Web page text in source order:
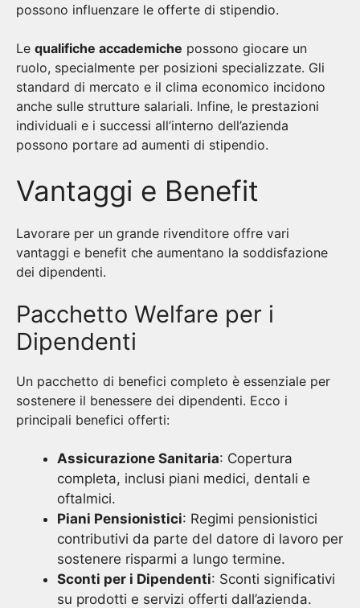
possono influenzare le offerte di stipendio.
Le qualifiche accademiche possono giocare un
ruolo, specialmente per posizioni specializzate. Gli
standard di mercato e il clima economico incidono
anche sulle strutture salariali. Infine, le prestazioni
individuali e i successi all’interno dell’azienda
possono portare ad aumenti di stipendio.
Vantaggi e Benefit
Lavorare per un grande rivenditore offre vari
vantaggi e benefit che aumentano la soddisfazione
dei dipendenti.
Pacchetto Welfare per i
Dipendenti
Un pacchetto di benefici completo è essenziale per
sostenere il benessere dei dipendenti. Ecco i
principali benefici offerti:
Assicurazione Sanitaria: Copertura
completa, inclusi piani medici, dentali e
oftalmici.
Piani Pensionistici: Regimi pensionistici
contributivi da parte del datore di lavoro per
sostenere risparmi a lungo termine.
Sconti per i Dipendenti: Sconti significativi
su prodotti e servizi offerti dall’azienda.